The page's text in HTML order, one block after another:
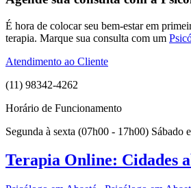
É hora de colocar seu bem-estar em
terapia. Marque sua consulta com um
Atendimento ao Cliente
(11) 98342-4262
Horário de Funcionamento
Segunda à sexta (07h00 - 17h00) Sábado
Terapia Online: Cidades